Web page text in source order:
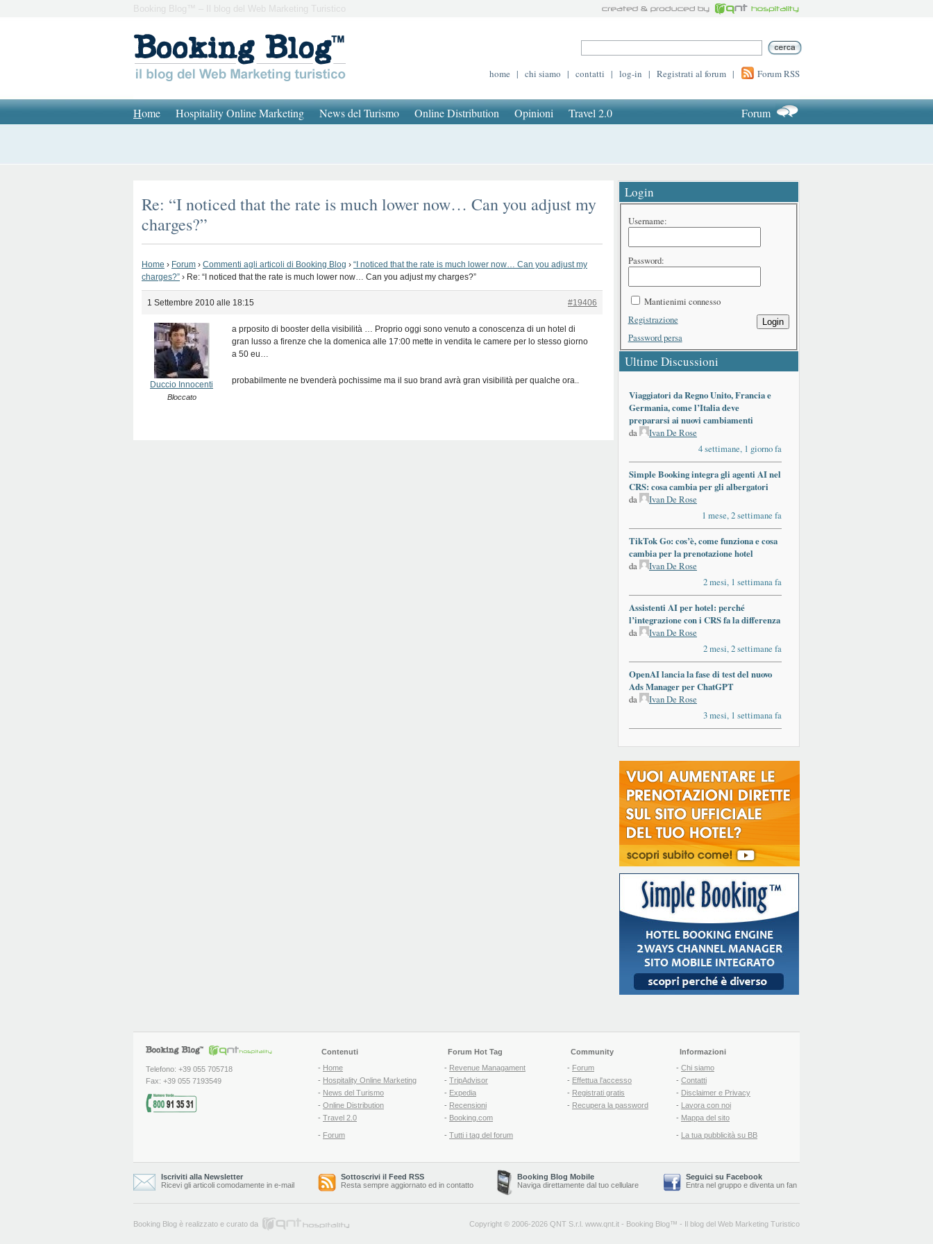
Booking Blog™ – Il blog del Web Marketing Turistico
home | chi siamo | contatti | log-in | Registrati al forum | Forum RSS
Home Hospitality Online Marketing News del Turismo Online Distribution Opinioni Travel 2.0 Forum
Re: “I noticed that the rate is much lower now… Can you adjust my
charges?”
Home › Forum › Commenti agli articoli di Booking Blog › “I noticed that the rate is much lower now… Can you adjust my
charges?” › Re: “I noticed that the rate is much lower now… Can you adjust my charges?”
1 Settembre 2010 alle 18:15 #19406
Duccio Innocenti
Bloccato
a prposito di booster della visibilità … Proprio oggi sono venuto a conoscenza di un hotel di
gran lusso a firenze che la domenica alle 17:00 mette in vendita le camere per lo stesso giorno
a 50 eu…
probabilmente ne bvenderà pochissime ma il suo brand avrà gran visibilità per qualche ora..
Login
Username:
Password:
Mantienimi connesso
Login
Registrazione
Password persa
Ultime Discussioni
Viaggiatori da Regno Unito, Francia e
Germania, come l’Italia deve
prepararsi ai nuovi cambiamenti
da
Ivan De Rose
4 settimane, 1 giorno fa
Simple Booking integra gli agenti AI nel
CRS: cosa cambia per gli albergatori
da
Ivan De Rose
1 mese, 2 settimane fa
TikTok Go: cos’è, come funziona e cosa
cambia per la prenotazione hotel
da
Ivan De Rose
2 mesi, 1 settimana fa
Assistenti AI per hotel: perché
l’integrazione con i CRS fa la differenza
da
Ivan De Rose
2 mesi, 2 settimane fa
OpenAI lancia la fase di test del nuovo
Ads Manager per ChatGPT
da
Ivan De Rose
3 mesi, 1 settimana fa
Telefono: +39 055 705718
Fax: +39 055 7193549
Contenuti
- Home
- Hospitality Online Marketing
- News del Turismo
- Online Distribution
- Travel 2.0
- Forum
Forum Hot Tag
- Revenue Managament
- TripAdvisor
- Expedia
- Recensioni
- Booking.com
- Tutti i tag del forum
Community
- Forum
- Effettua l'accesso
- Registrati gratis
- Recupera la password
Informazioni
- Chi siamo
- Contatti
- Disclaimer e Privacy
- Lavora con noi
- Mappa del sito
- La tua pubblicità su BB
Iscriviti alla Newsletter
Ricevi gli articoli comodamente in e-mail
Sottoscrivi il Feed RSS
Resta sempre aggiornato ed in contatto
Booking Blog Mobile
Naviga direttamente dal tuo cellulare
Seguici su Facebook
Entra nel gruppo e diventa un fan
Booking Blog è realizzato e curato da Copyright © 2006-2026 QNT S.r.l. www.qnt.it - Booking Blog™ - Il blog del Web Marketing Turistico